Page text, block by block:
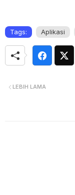
Tags: Aplikasi
LEBIH LAMA